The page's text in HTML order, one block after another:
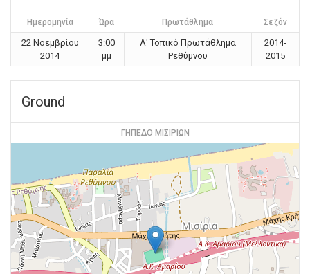
Ημερομηνία Ώρα Πρωτάθλημα Σεζόν
22 Νοεμβρίου
2014
3:00
μμ
Α' Τοπικό Πρωτάθλημα
Ρεθύμνου
2014-
2015
Ground
ΓΗΠΕΔΟ ΜΙΣΙΡΙΩΝ